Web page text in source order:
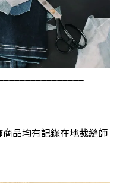
品均有記錄在地裁縫師